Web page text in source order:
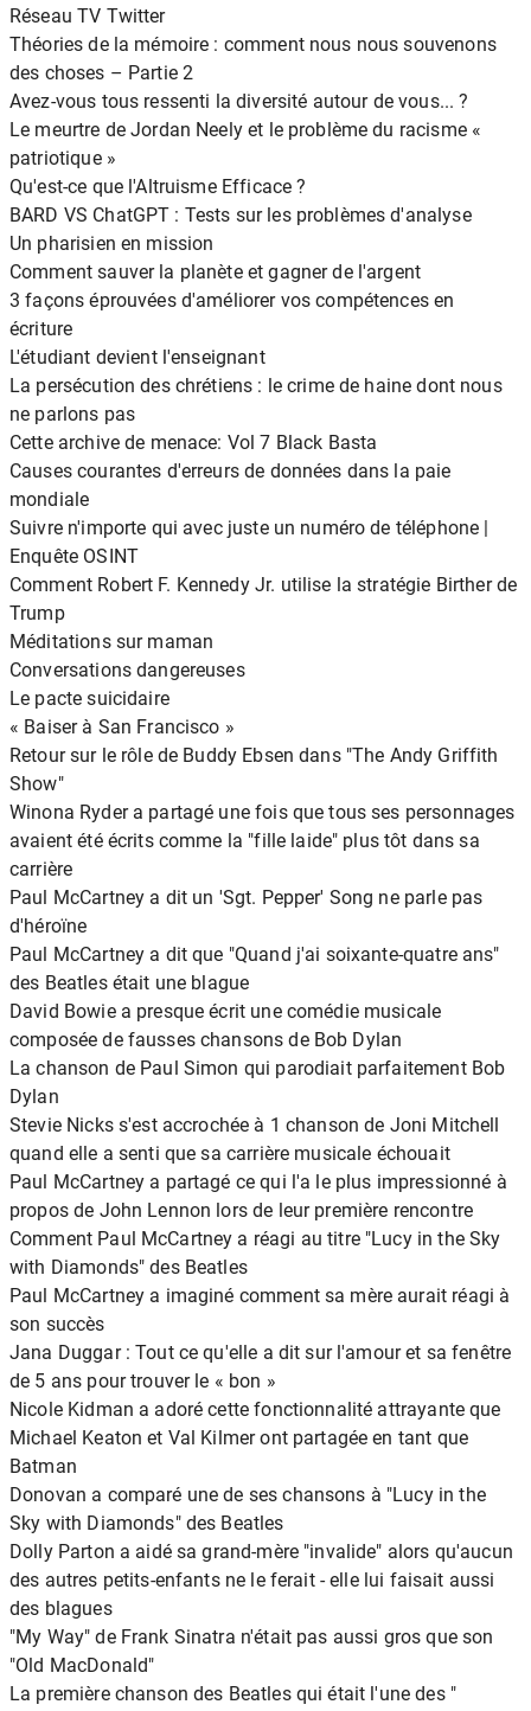
Réseau TV Twitter
Théories de la mémoire : comment nous nous souvenons
des choses – Partie 2
Avez-vous tous ressenti la diversité autour de vous... ?
Le meurtre de Jordan Neely et le problème du racisme «
patriotique »
Qu'est-ce que l'Altruisme Efficace ?
BARD VS ChatGPT : Tests sur les problèmes d'analyse
Un pharisien en mission
Comment sauver la planète et gagner de l'argent
3 façons éprouvées d'améliorer vos compétences en
écriture
L'étudiant devient l'enseignant
La persécution des chrétiens : le crime de haine dont nous
ne parlons pas
Cette archive de menace: Vol 7 Black Basta
Causes courantes d'erreurs de données dans la paie
mondiale
Suivre n'importe qui avec juste un numéro de téléphone |
Enquête OSINT
Comment Robert F. Kennedy Jr. utilise la stratégie Birther de
Trump
Méditations sur maman
Conversations dangereuses
Le pacte suicidaire
« Baiser à San Francisco »
Retour sur le rôle de Buddy Ebsen dans "The Andy Griffith
Show"
Winona Ryder a partagé une fois que tous ses personnages
avaient été écrits comme la "fille laide" plus tôt dans sa
carrière
Paul McCartney a dit un 'Sgt. Pepper' Song ne parle pas
d'héroïne
Paul McCartney a dit que "Quand j'ai soixante-quatre ans"
des Beatles était une blague
David Bowie a presque écrit une comédie musicale
composée de fausses chansons de Bob Dylan
La chanson de Paul Simon qui parodiait parfaitement Bob
Dylan
Stevie Nicks s'est accrochée à 1 chanson de Joni Mitchell
quand elle a senti que sa carrière musicale échouait
Paul McCartney a partagé ce qui l'a le plus impressionné à
propos de John Lennon lors de leur première rencontre
Comment Paul McCartney a réagi au titre "Lucy in the Sky
with Diamonds" des Beatles
Paul McCartney a imaginé comment sa mère aurait réagi à
son succès
Jana Duggar : Tout ce qu'elle a dit sur l'amour et sa fenêtre
de 5 ans pour trouver le « bon »
Nicole Kidman a adoré cette fonctionnalité attrayante que
Michael Keaton et Val Kilmer ont partagée en tant que
Batman
Donovan a comparé une de ses chansons à "Lucy in the
Sky with Diamonds" des Beatles
Dolly Parton a aidé sa grand-mère "invalide" alors qu'aucun
des autres petits-enfants ne le ferait - elle lui faisait aussi
des blagues
"My Way" de Frank Sinatra n'était pas aussi gros que son
"Old MacDonald"
La première chanson des Beatles qui était l'une des "